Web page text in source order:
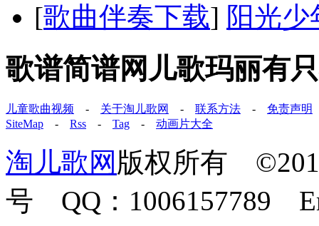
[歌曲伴奏下载] 阳光
歌谱简谱网儿歌玛丽有
儿童歌曲视频 - 关于淘儿歌网 - 联系方法 - 免责声明
SiteMap - Rss - Tag - 动画片大全
淘儿歌网 版权所有
号 QQ：1006157789